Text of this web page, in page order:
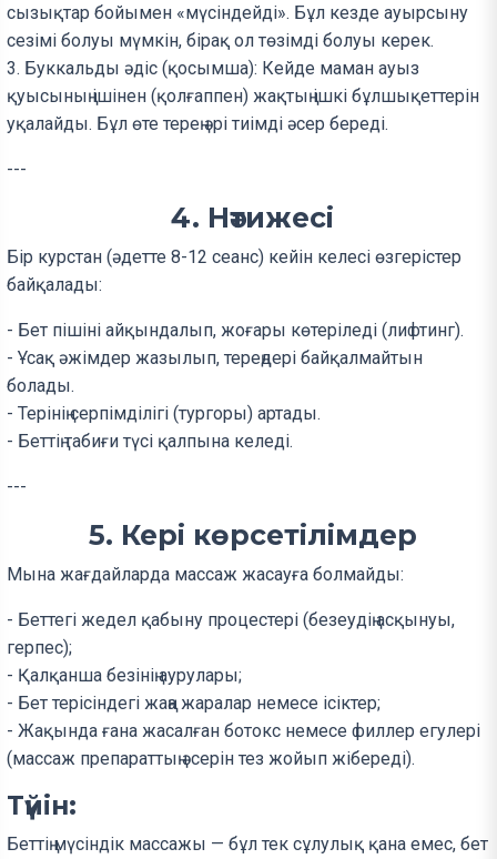
сызықтар бойымен «мүсіндейді». Бұл кезде ауырсыну
сезімі болуы мүмкін, бірақ ол төзімді болуы керек.
3. Буккальды әдіс (қосымша): Кейде маман ауыз
қуысының ішінен (қолғаппен) жақтың ішкі бұлшықеттерін
уқалайды. Бұл өте терең әрі тиімді әсер береді.
---
4. Нәтижесі
Бір курстан (әдетте 8-12 сеанс) кейін келесі өзгерістер
байқалады:
- Бет пішіні айқындалып, жоғары көтеріледі (лифтинг).
- Ұсақ әжімдер жазылып, тереңдері байқалмайтын
болады.
- Терінің серпімділігі (тургоры) артады.
- Беттің табиғи түсі қалпына келеді.
---
5. Кері көрсетілімдер
Мына жағдайларда массаж жасауға болмайды:
- Беттегі жедел қабыну процестері (безеудің асқынуы,
герпес);
- Қалқанша безінің аурулары;
- Бет терісіндегі жаңа жаралар немесе ісіктер;
- Жақында ғана жасалған ботокс немесе филлер егулері
(массаж препараттың әсерін тез жойып жібереді).
Түйін:
Беттің мүсіндік массажы — бұл тек сұлулық қана емес, бет